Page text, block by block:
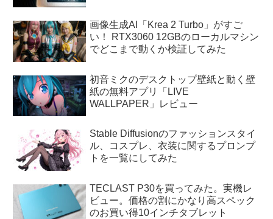
画像生成AI「Krea 2 Turbo」がすご
い！ RTX3060 12GBのローカルマシン
でどこまで動くか検証してみた
初音ミクのデスクトップ壁紙と動く壁
紙の無料アプリ「LIVE
WALLPAPER」レビュー
Stable Diffusionのファッションスタイ
ル、コスプレ、衣装に関するプロンプ
トを一覧にしてみた
TECLAST P30を買ってみた。実機レ
ビュー。価格の割にかなり高スペック
のお買い得10インチタブレット